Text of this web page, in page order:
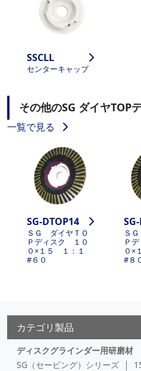
SSCLL
センターキャップ
その他のSG ダイヤTOP
一覧で見る
SG-DTOP14
ＳＧ ダイヤＴＯ
Ｐディスク １０
０×１５ １：１
#６０
Ｓ
Ｐ
０×
#８
カテゴリ製品
ディスクグラインダー用研磨材
SG（セービング）シリーズ